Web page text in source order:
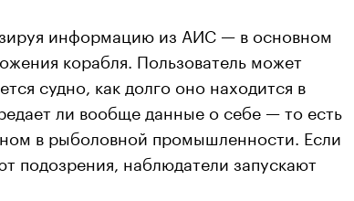
информацию из АИС — в основном
корабля. Пользователь может
судно, как долго оно находится в
ли вообще данные о себе — то есть
в рыболовной промышленности. Если
подозрения, наблюдатели запускают